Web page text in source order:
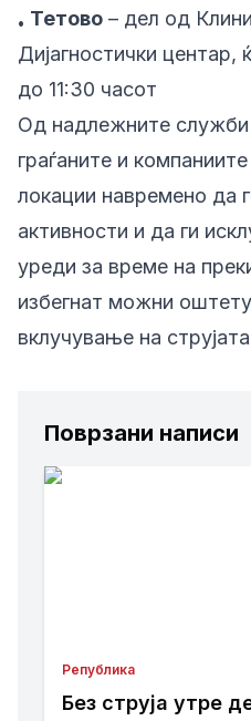
• Тетово – дел од
Дијагностички центар,
до 11:30 часот
Од надлежните служби
граѓаните и
локации навремено да
активности и да ги
уреди за време на
избегнат можни
вклучување на
Поврзани написи
Република
Без струја утре